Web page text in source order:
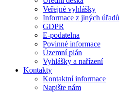
Veřejné vyhlášky
Informace z jiných úřadů
GDPR
E-podatelna
Povinné informace
Územní plán
Vyhlášky a nařízení
Kontakty
Kontaktní informace
Napište nám